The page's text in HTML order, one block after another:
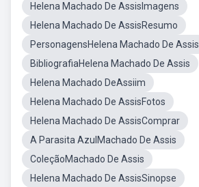
Helena Machado De AssisImagens
Helena Machado De AssisResumo
PersonagensHelena Machado De Assis
BibliografiaHelena Machado De Assis
Helena Machado DeAssiim
Helena Machado De AssisFotos
Helena Machado De AssisComprar
A Parasita AzulMachado De Assis
ColeçãoMachado De Assis
Helena Machado De AssisSinopse